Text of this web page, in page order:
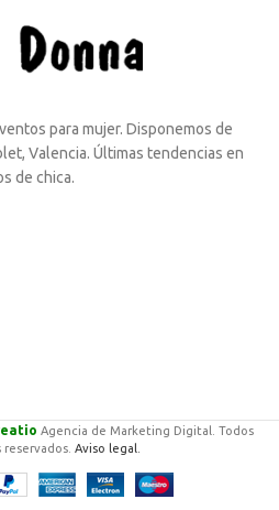
para mujer. Disponemos de
Valencia. Últimas tendencias en
de chica.
Agencia de Marketing Digital. Todos
Aviso legal.